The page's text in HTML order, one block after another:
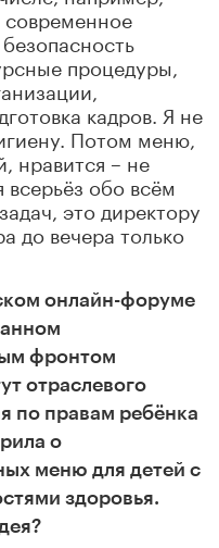
процедуры,
кадров. Я не
Потом меню,
нравится – не
всерьёз обо всём
это директору
до вечера только
онлайн-форуме
фронтом
отраслевого
по правам ребёнка
о
меню для детей с
здоровья.